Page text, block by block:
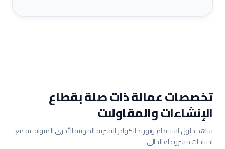
تخصصات عمالة ذات صلة بقطاع
الإنشاءات والمقاولات
شاهد حلول استقدام وتوريد الكوادر البشرية المهنية الأخرى المتوافقة مع
احتياجات مشروعك الحالي.